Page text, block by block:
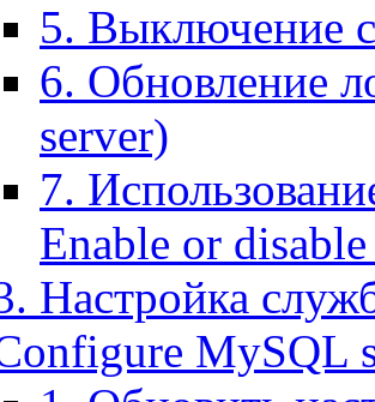
5. Выключение
6. Обновление
server)
7.
Enable or
Настройка
MySQL